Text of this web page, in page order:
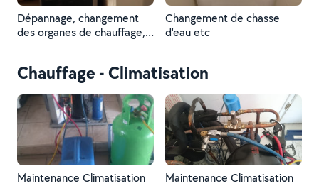
Dépannage, changement
des organes de chauffage,
Changement de chasse
d'eau etc
Chauffage - Climatisation
Maintenance Climatisation Maintenance Climatisation